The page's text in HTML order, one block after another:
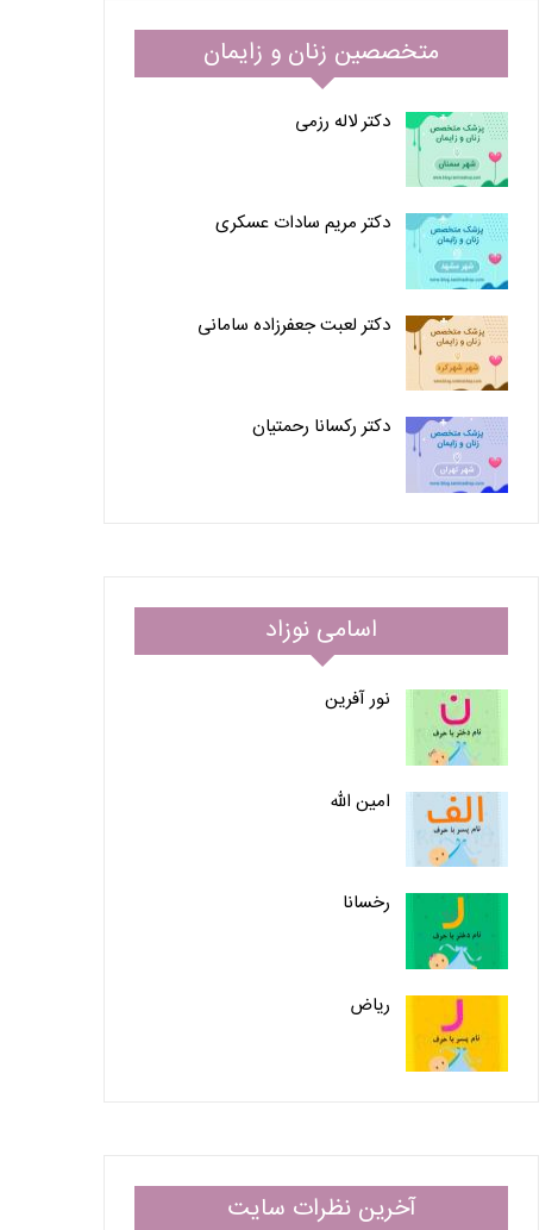
متخصصین زنان و زایمان
دکتر لاله رزمی
دکتر مریم سادات عسکری
دکتر لعبت جعفرزاده سامانی
دکتر رکسانا رحمتیان
اسامی نوزاد
نور آفرین
امین الله
رخسانا
ریاض
آخرین نظرات سایت